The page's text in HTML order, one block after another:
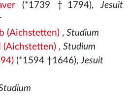
(*1739 †1794),Jesuit
(Aichstetten), Studium
(Aichstetten), Studium
(*1594 †1646),Jesuit